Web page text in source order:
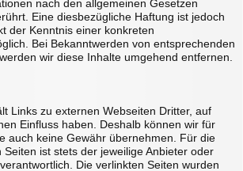
nach den allgemeinen Gesetzen
Eine diesbezügliche Haftung ist jedoch
der Kenntnis einer konkreten
Bei Bekanntwerden von entsprechenden
wir diese Inhalte umgehend entfernen.
Links zu externen Webseiten Dritter, auf
Einfluss haben. Deshalb können wir für
auch keine Gewähr übernehmen. Für die
Seiten ist stets der jeweilige Anbieter oder
Die verlinkten Seiten wurden